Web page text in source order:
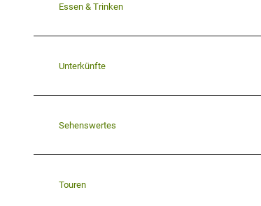
Essen & Trinken
Unterkünfte
Sehenswertes
Touren